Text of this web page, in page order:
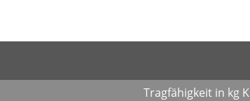
Tragfähigkeit in kg K